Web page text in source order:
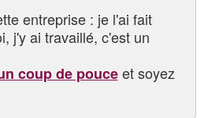
entreprise : je l'ai fait
j'y ai travaillé, c'est un
coup de pouceet soyez